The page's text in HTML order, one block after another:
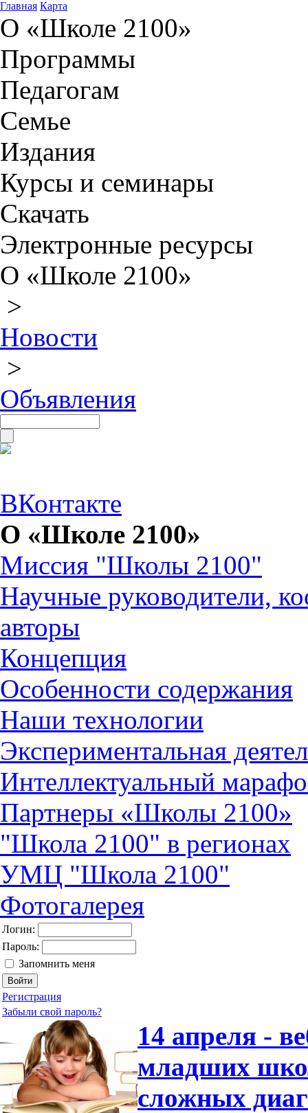
Главная Карта
О «Школе 2100»
Программы
Педагогам
Семье
Издания
Курсы и семинары
Скачать
Электронные ресурсы
О «Школе 2100»
>
Новости
>
Объявления
ВКонтакте
О «Школе 2100»
Миссия "Школы 2100"
Научные руководители,
авторы
Концепция
Особенности содержания
Наши технологии
Экспериментальная
Интеллектуальный
Партнеры «Школы 2100»
"Школа 2100" в регионах
УМЦ "Школа 2100"
Фотогалерея
Логин:
Пароль:
Запомнить меня
Регистрация
Забыли свой пароль?
14 апреля -
младших
сложных